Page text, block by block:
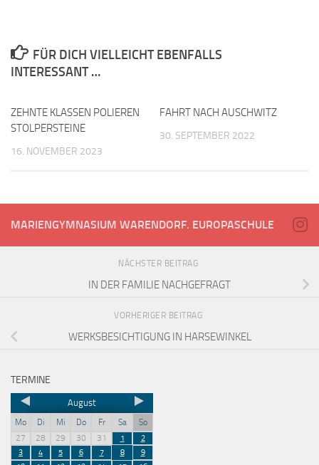
FÜR DICH VIELLEICHT EBENFALLS
INTERESSANT …
ZEHNTE KLASSEN POLIEREN
STOLPERSTEINE
16. NOVEMBER 2023
FAHRT NACH AUSCHWITZ
30. SEPTEMBER 2022
MARIENGYMNASIUM WARENDORF. EUROPASCHULE
NÄCHSTER BEITRAG
IN DER FAMILIE NACHGEFRAGT
VORHERIGER BEITRAG
WERKSBESICHTIGUNG IN HARSEWINKEL
TERMINE
August
Mo Di Mi Do Fr Sa
So
27
28 29 30 31 1
2
3
4 5 6 7 8
9